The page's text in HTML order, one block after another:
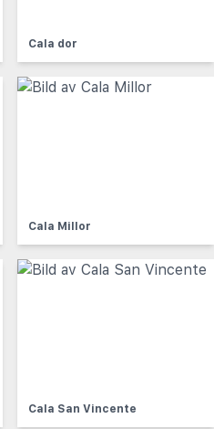
Cala dor
Cala Millor
Cala San Vincente